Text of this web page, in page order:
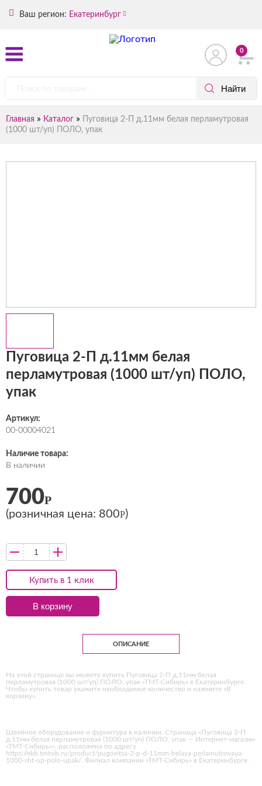
Ваш регион: Екатеринбург
0
Главная » Каталог »
Пуговица 2-П д.11мм белая перламутровая
(1000 шт/уп) ПОЛО, упак
Пуговица 2-П д.11мм белая
перламутровая (1000 шт/уп) ПОЛО,
упак
Артикул:
00-00004021
Наличие товара:
В наличии
Купить в 1 клик
700Р
(розничная цена: 800Р)
В корзину
ОПИСАНИЕ
На этой странице вы можете купить Пуговица 2-П д.11мм белая
перламутровая (1000 шт/уп) ПОЛО, упак «ТМТ-Сибирь» в Екатеринбурге.
Чтобы купить товар укажите необходимое количество и нажмите «В
корзину».
Швейное оборудование и фурнитура в наличии. Страница «Пуговица 2-П
д.11мм белая перламутровая (1000 шт/уп) ПОЛО, упак — Интернет-магазин
«ТМТ-Сибирь»», расположена по адресу
https://ekb.tmtsib.ru/product/pugovitsa-2-p-d-11mm-belaya-perlamutrovaya-
1000-sht-up-polo-upak/. Филиал компании «ТМТ-Сибирь» в Екатеринбурге.